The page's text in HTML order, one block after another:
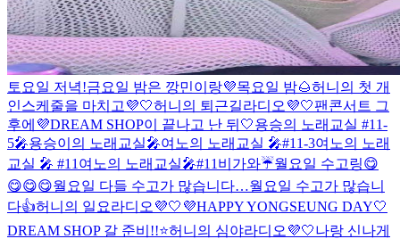
토요일 저녁!금요일 밤은 깡민이랑💜목요일 밤🌰허니의 첫 개
인스케줄을 마치고💜🤍허니의 퇴근길라디오💜🤍팬콘서트 그
후에 💜DREAM SHOP이 끝나고 난 뒤🤍용승의 노래교실 #11-
5🎤용승이의 노래교실🎤여노의 노래교실 🎤#11-3여노의 노래
교실 🎤 #11 여노의 노래교실🎤#11 비가와☔️월요일 수고링😋
😋😋😋월요일 다들 수고가 많습니다…월요일 수고가 많습니
다👍허니의 일요라디오💜🤍 💜HAPPY YONGSEUNG DAY🤍
DREAM SHOP 갈 준비!!⭐️허니의 심야라디오💜🤍나랑 신나게